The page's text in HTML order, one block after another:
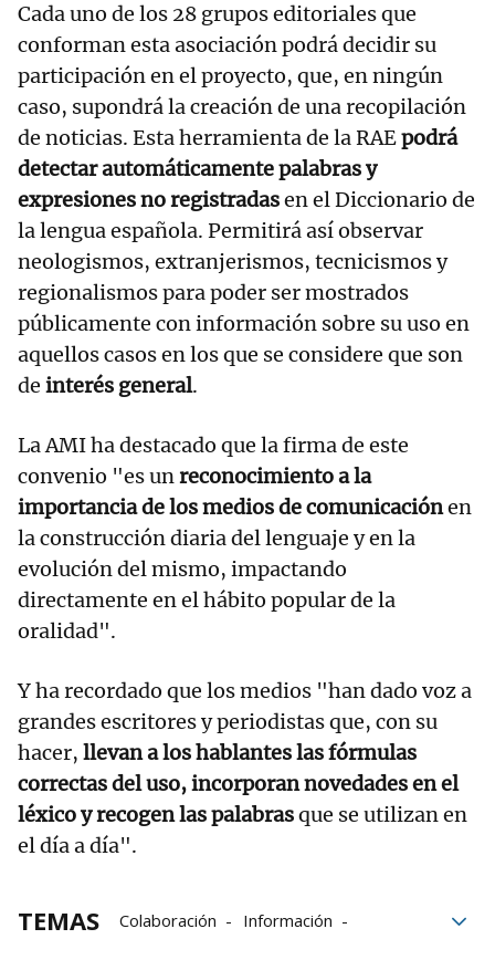
Cada uno de los 28 grupos editoriales que
conforman esta asociación podrá decidir su
participación en el proyecto, que, en ningún
caso, supondrá la creación de una recopilación
de noticias. Esta herramienta de la RAEpodrá
detectar automáticamente palabras y
expresiones no registradasen el Diccionario de
la lengua española. Permitirá así observar
neologismos, extranjerismos, tecnicismos y
regionalismos para poder ser mostrados
públicamente con información sobre su uso en
aquellos casos en los que se considere que son
de interés general.
La AMI ha destacado que la firma de este
convenio "es unreconocimiento a la
importancia de los medios de comunicaciónen
la construcción diaria del lenguaje y en la
evolución del mismo, impactando
directamente en el hábito popular de la
oralidad".
Y ha recordado que los medios "han dado voz a
grandes escritores y periodistas que, con su
hacer, llevan a los hablantes las fórmulas
correctas del uso, incorporan novedades en el
léxico y recogen las palabrasque se utilizan en
el día a día".
TEMAS Colaboración
Información